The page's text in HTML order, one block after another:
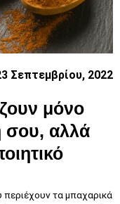
Σεπτεμβρίου, 2022
μόνο
σου, αλλά
περιέχουν τα μπαχαρικά